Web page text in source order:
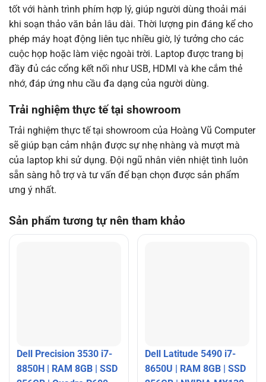
tốt với hành trình phím hợp lý, giúp người dùng thoải mái
khi soạn thảo văn bản lâu dài. Thời lượng pin đáng kể cho
phép máy hoạt động liên tục nhiều giờ, lý tưởng cho các
cuộc họp hoặc làm việc ngoài trời. Laptop được trang bị
đầy đủ các cổng kết nối như USB, HDMI và khe cắm thẻ
nhớ, đáp ứng nhu cầu đa dạng của người dùng.
Trải nghiệm thực tế tại showroom
Trải nghiệm thực tế tại showroom của Hoàng Vũ Computer
sẽ giúp bạn cảm nhận được sự nhẹ nhàng và mượt mà
của laptop khi sử dụng. Đội ngũ nhân viên nhiệt tình luôn
sẵn sàng hỗ trợ và tư vấn để bạn chọn được sản phẩm
ưng ý nhất.
Sản phẩm tương tự nên tham khảo
Dell Precision 3530 i7-
8850H | RAM 8GB | SSD
Dell Latitude 5490 i7-
8650U | RAM 8GB | SSD